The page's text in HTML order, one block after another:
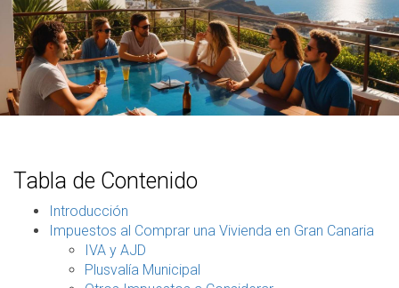
Tabla de Contenido
Introducción
Impuestos al Comprar una Vivienda en Gran Canaria
IVA y AJD
Plusvalía Municipal